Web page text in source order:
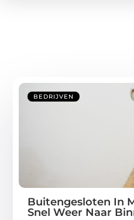
BEDRIJVEN
Buitengesloten In
Snel Weer Naar